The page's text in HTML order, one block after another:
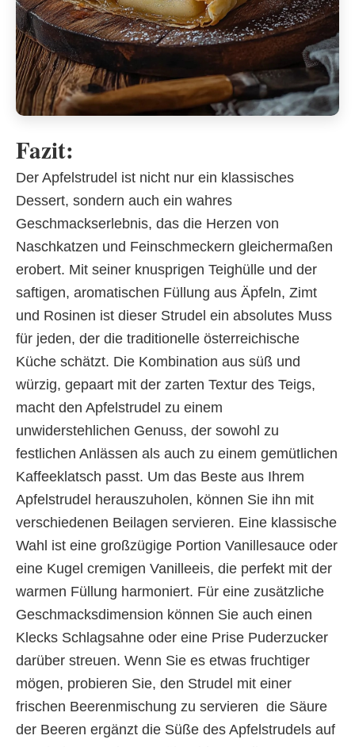
Fazit:
Der Apfelstrudel ist nicht nur ein klassisches
Dessert, sondern auch ein wahres
Geschmackserlebnis, das die Herzen von
Naschkatzen und Feinschmeckern gleichermaßen
erobert. Mit seiner knusprigen Teighülle und der
saftigen, aromatischen Füllung aus Äpfeln, Zimt
und Rosinen ist dieser Strudel ein absolutes Muss
für jeden, der die traditionelle österreichische
Küche schätzt. Die Kombination aus süß und
würzig, gepaart mit der zarten Textur des Teigs,
macht den Apfelstrudel zu einem
unwiderstehlichen Genuss, der sowohl zu
festlichen Anlässen als auch zu einem gemütlichen
Kaffeeklatsch passt. Um das Beste aus Ihrem
Apfelstrudel herauszuholen, können Sie ihn mit
verschiedenen Beilagen servieren. Eine klassische
Wahl ist eine großzügige Portion Vanillesauce oder
eine Kugel cremigen Vanilleeis, die perfekt mit der
warmen Füllung harmoniert. Für eine zusätzliche
Geschmacksdimension können Sie auch einen
Klecks Schlagsahne oder eine Prise Puderzucker
darüber streuen. Wenn Sie es etwas fruchtiger
mögen, probieren Sie, den Strudel mit einer
frischen Beerenmischung zu servieren  die Säure
der Beeren ergänzt die Süße des Apfelstrudels auf